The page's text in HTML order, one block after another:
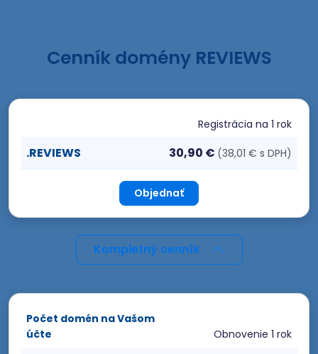
Cenník domény REVIEWS
Registrácia na 1 rok
.REVIEWS 30,90 € (38,01 € s DPH)
Objednať
Kompletný cenník
Počet domén na Vašom
účte
Obnovenie 1 rok